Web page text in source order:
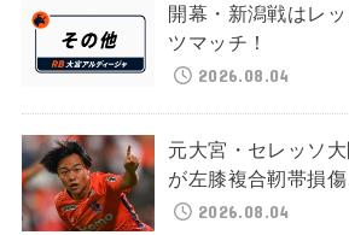
開幕・新潟戦はレ
ツマッチ！
2026.08.04
元大宮・セレッソ
が左膝複合靭帯損
2026.08.04